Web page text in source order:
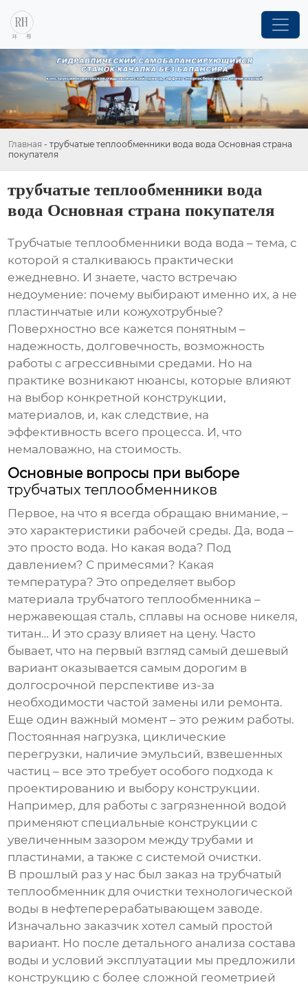
Главная - трубчатые теплообменники вода вода Основная страна
покупателя
трубчатые теплообменники вода
вода Основная страна покупателя
Трубчатые теплообменники вода вода – тема, с
которой я сталкиваюсь практически
ежедневно. И знаете, часто встречаю
недоумение: почему выбирают именно их, а не
пластинчатые или кожухотрубные?
Поверхностно все кажется понятным –
надежность, долговечность, возможность
работы с агрессивными средами. Но на
практике возникают нюансы, которые влияют
на выбор конкретной конструкции,
материалов, и, как следствие, на
эффективность всего процесса. И, что
немаловажно, на стоимость.
Основные вопросы при выборе
трубчатых теплообменников
Первое, на что я всегда обращаю внимание, –
это характеристики рабочей среды. Да, вода –
это просто вода. Но какая вода? Под
давлением? С примесями? Какая
температура? Это определяет выбор
материала трубчатого теплообменника –
нержавеющая сталь, сплавы на основе никеля,
титан… И это сразу влияет на цену. Часто
бывает, что на первый взгляд самый дешевый
вариант оказывается самым дорогим в
долгосрочной перспективе из-за
необходимости частой замены или ремонта.
Еще один важный момент – это режим работы.
Постоянная нагрузка, циклические
перегрузки, наличие эмульсий, взвешенных
частиц – все это требует особого подхода к
проектированию и выбору конструкции.
Например, для работы с загрязненной водой
применяют специальные конструкции с
увеличенным зазором между трубами и
пластинами, а также с системой очистки.
В прошлый раз у нас был заказ натрубчатый
теплообменник для очистки технологической
воды в нефтеперерабатывающем заводе.
Изначально заказчик хотел самый простой
вариант. Но после детального анализа состава
воды и условий эксплуатации мы предложили
конструкцию с более сложной геометрией